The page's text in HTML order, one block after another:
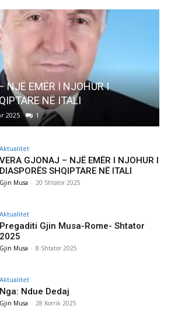
Rome- Shtator 2025
2025 0
Aktualitet
VERA GJONAJ – NJË EMËR I NJOHUR I
DIASPORËS SHQIPTARE NË ITALI
Gjin Musa - 20 Shtator 2025
Aktualitet
Pregaditi Gjin Musa-Rome- Shtator
2025
Gjin Musa - 8 Shtator 2025
Aktualitet
Nga: Ndue Dedaj
Gjin Musa - 28 Korrik 2025